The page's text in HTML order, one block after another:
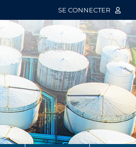
SE CONNECTER